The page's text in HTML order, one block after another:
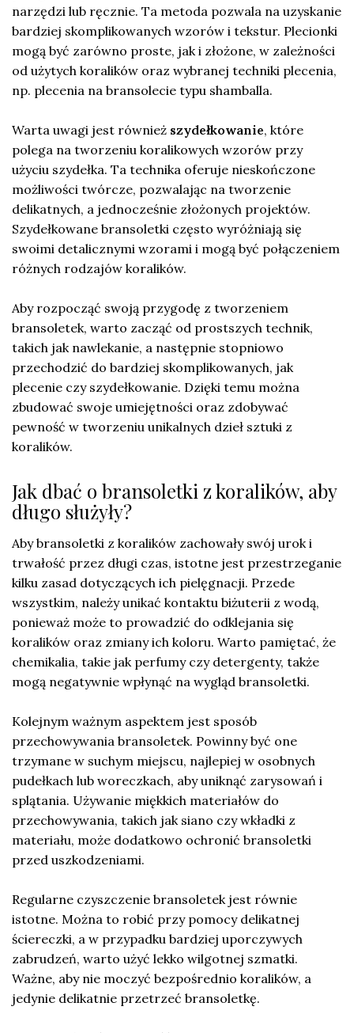
narzędzi lub ręcznie. Ta metoda pozwala na uzyskanie
bardziej skomplikowanych wzorów i tekstur. Plecionki
mogą być zarówno proste, jak i złożone, w zależności
od użytych koralików oraz wybranej techniki plecenia,
np. plecenia na bransolecie typu shamballa.
Warta uwagi jest również szydełkowanie, które
polega na tworzeniu koralikowych wzorów przy
użyciu szydełka. Ta technika oferuje nieskończone
możliwości twórcze, pozwalając na tworzenie
delikatnych, a jednocześnie złożonych projektów.
Szydełkowane bransoletki często wyróżniają się
swoimi detalicznymi wzorami i mogą być połączeniem
różnych rodzajów koralików.
Aby rozpocząć swoją przygodę z tworzeniem
bransoletek, warto zacząć od prostszych technik,
takich jak nawlekanie, a następnie stopniowo
przechodzić do bardziej skomplikowanych, jak
plecenie czy szydełkowanie. Dzięki temu można
zbudować swoje umiejętności oraz zdobywać
pewność w tworzeniu unikalnych dzieł sztuki z
koralików.
Jak dbać o bransoletki z koralików, aby
długo służyły?
Aby bransoletki z koralików zachowały swój urok i
trwałość przez długi czas, istotne jest przestrzeganie
kilku zasad dotyczących ich pielęgnacji. Przede
wszystkim, należy unikać kontaktu biżuterii z wodą,
ponieważ może to prowadzić do odklejania się
koralików oraz zmiany ich koloru. Warto pamiętać, że
chemikalia, takie jak perfumy czy detergenty, także
mogą negatywnie wpłynąć na wygląd bransoletki.
Kolejnym ważnym aspektem jest sposób
przechowywania bransoletek. Powinny być one
trzymane w suchym miejscu, najlepiej w osobnych
pudełkach lub woreczkach, aby uniknąć zarysowań i
splątania. Używanie miękkich materiałów do
przechowywania, takich jak siano czy wkładki z
materiału, może dodatkowo ochronić bransoletki
przed uszkodzeniami.
Regularne czyszczenie bransoletek jest równie
istotne. Można to robić przy pomocy delikatnej
ściereczki, a w przypadku bardziej uporczywych
zabrudzeń, warto użyć lekko wilgotnej szmatki.
Ważne, aby nie moczyć bezpośrednio koralików, a
jedynie delikatnie przetrzeć bransoletkę.